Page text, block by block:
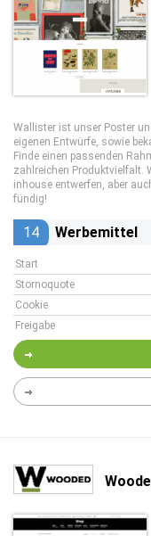
Wallister ist unser Poster
eigenen Entwürfe, sowie
Finde einen passenden
zahlreichen Produktvielfalt.
inhouse entwerfen, aber
fündig!
14 Werbemittel
Start
Stornoquote
Cookie
Freigabe